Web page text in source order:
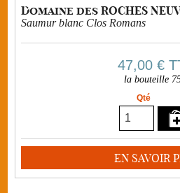
Domaine des ROCHES
Saumur blanc Clos Romans
47,00 €
la bouteille
Qté
EN SAVOIR